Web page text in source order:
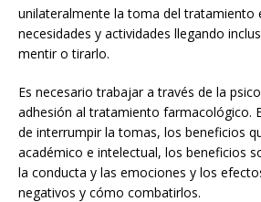
unilateralmente la toma del tratamiento
necesidades y actividades llegando
mentir o tirarlo.
Es necesario trabajar a través de la
adhesión al tratamiento farmacológico.
de interrumpir la tomas, los beneficios
académico e intelectual, los beneficios
la conducta y las emociones y los
negativos y cómo combatirlos.